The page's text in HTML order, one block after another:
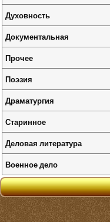
Духовность
Документальная
Прочее
Поэзия
Драматургия
Старинное
Деловая литература
Военное дело